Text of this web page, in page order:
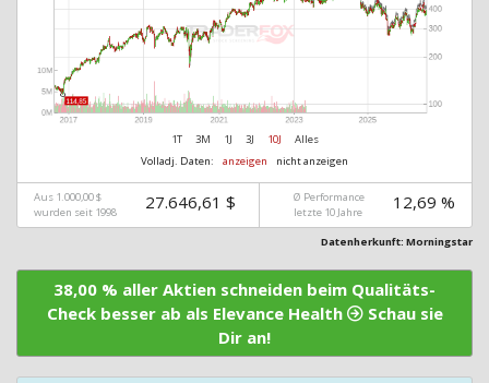
1T 3M 1J 3J 10J
Alles
Volladj. Daten:
anzeigen nicht anzeigen
Aus 1.000,00 $
wurden seit 1998
27.646,61 $
Ø Performance
letzte 10 Jahre
12,69 %
Datenherkunft: Morningstar
38,00 % aller Aktien schneiden beim Qualitäts-
Check besser ab als Elevance Health
Schau sie
Dir an!